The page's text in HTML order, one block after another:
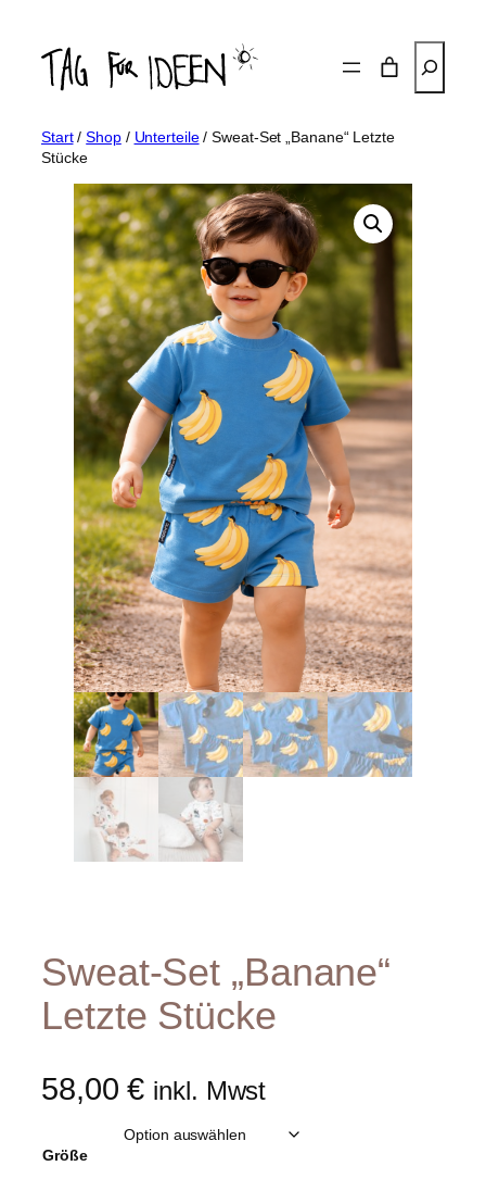
Inhalt
springen
Start/Shop/ Unterteile/ Sweat-Set „Banane“ Letzte
Stücke
Sweat-Set „Banane“
Letzte Stücke
58,00€ inkl. Mwst
Größe